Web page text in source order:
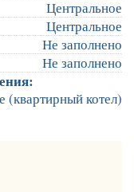
Центральное
Центральное
Не заполнено
Не заполнено
(квартирный котел)